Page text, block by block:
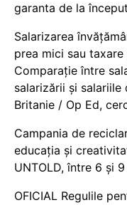
garanta de la
Salarizarea
prea mici sau
Comparație între
salarizării și salariile
Britanie / Op Ed,
Campania de
educația și
UNTOLD, între 6 și
OFICIAL Regulile